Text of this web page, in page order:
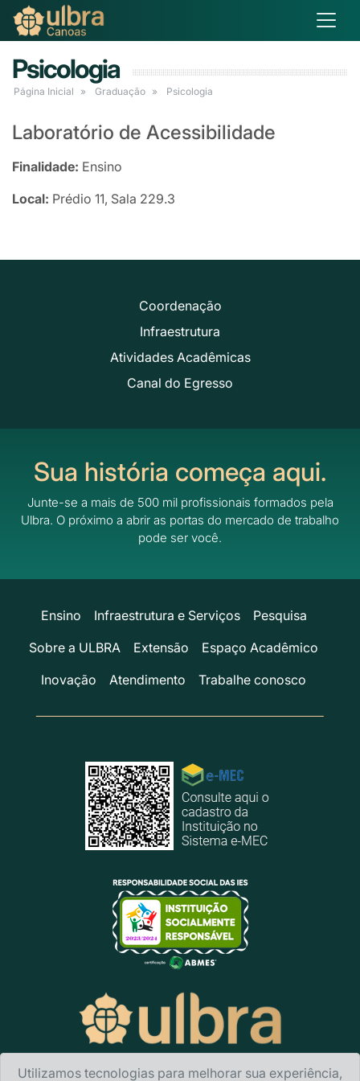
Psicologia
Página Inicial Graduação Psicologia
Laboratório de Acessibilidade
Finalidade: Ensino
Local: Prédio 11, Sala 229.3
Coordenação
Infraestrutura
Atividades Acadêmicas
Canal do Egresso
Sua história começa aqui.
Junte-se a mais de 500 mil profissionais formados pela
Ulbra. O próximo a abrir as portas do mercado de trabalho
pode ser você.
Ensino Infraestrutura e Serviços
Pesquisa
Sobre a ULBRA
Extensão
Espaço Acadêmico
Inovação
Atendimento Trabalhe conosco
Utilizamos tecnologias para melhorar sua experiência,